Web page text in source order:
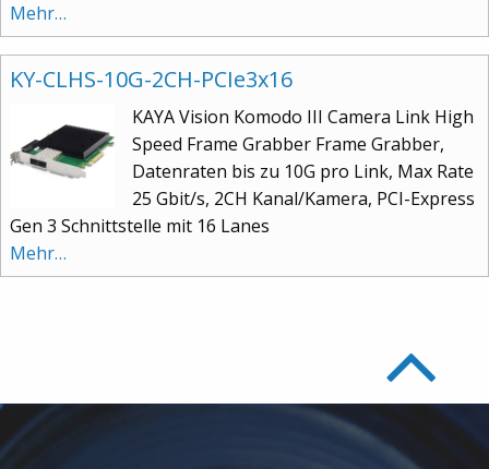
Mehr…
KY-CLHS-10G-2CH-PCIe3x16
KAYA Vision Komodo III Camera Link High
Speed Frame Grabber Frame Grabber,
Datenraten bis zu 10G pro Link, Max Rate
25 Gbit/s, 2CH Kanal/Kamera, PCI-Express
Gen 3 Schnittstelle mit 16 Lanes
Mehr…